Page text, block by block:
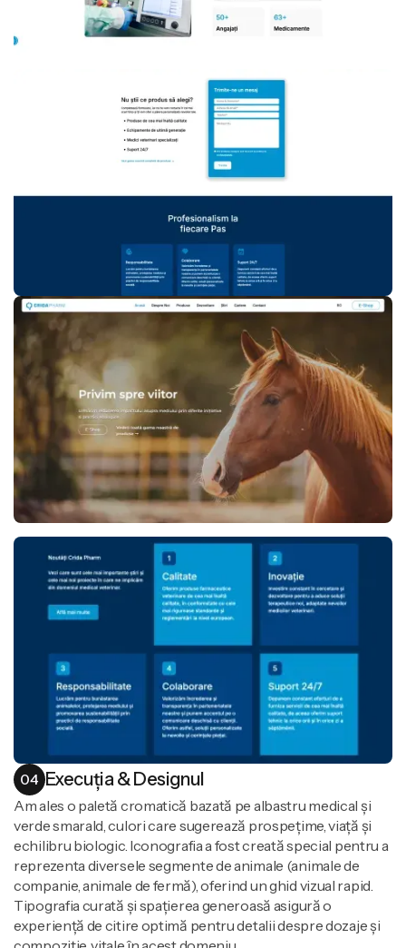
04 Execuția & Designul
Am ales o paletă cromatică bazată pe albastru medical și
verde smarald, culori care sugerează prospețime, viață și
echilibru biologic. Iconografia a fost creată special pentru a
reprezenta diversele segmente de animale (animale de
companie, animale de fermă), oferind un ghid vizual rapid.
Tipografia curată și spațierea generoasă asigură o
experiență de citire optimă pentru detalii despre dozaje și